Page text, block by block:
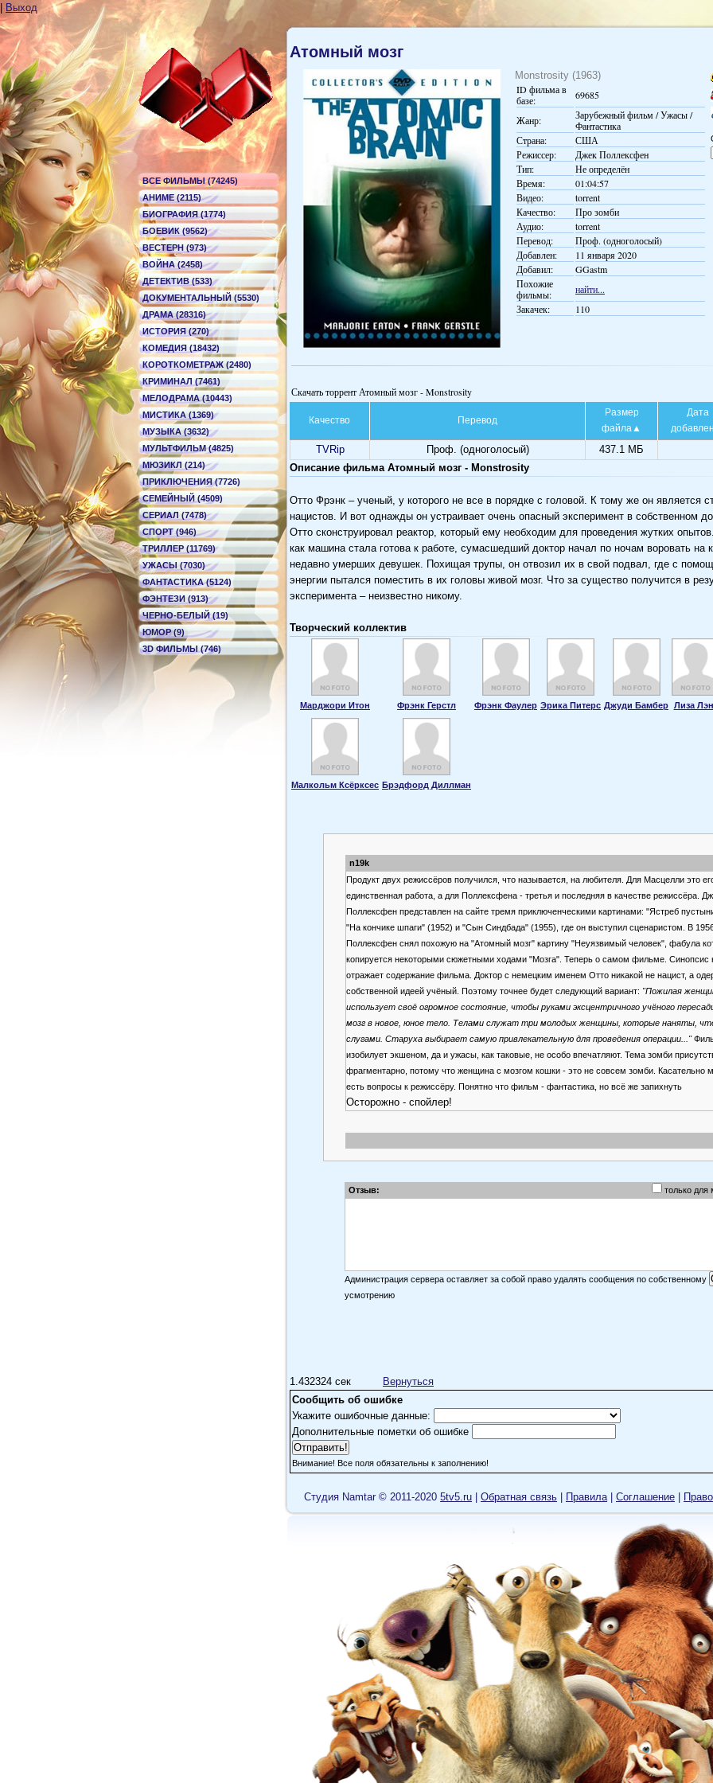
Выход
ВСЕ ФИЛЬМЫ (74245)
АНИМЕ (2115)
БИОГРАФИЯ (1774)
БОЕВИК (9562)
ВЕСТЕРН (973)
ВОЙНА (2458)
ДЕТЕКТИВ (533)
ДОКУМЕНТАЛЬНЫЙ (5530)
ДРАМА (28316)
ИСТОРИЯ (270)
КОМЕДИЯ (18432)
КОРОТКОМЕТРАЖ (2480)
КРИМИНАЛ (7461)
МЕЛОДРАМА (10443)
МИСТИКА (1369)
МУЗЫКА (3632)
МУЛЬТФИЛЬМ (4825)
МЮЗИКЛ (214)
ПРИКЛЮЧЕНИЯ (7726)
СЕМЕЙНЫЙ (4509)
СЕРИАЛ (7478)
СПОРТ (946)
ТРИЛЛЕР (11769)
УЖАСЫ (7030)
ФАНТАСТИКА (5124)
ФЭНТЕЗИ (913)
ЧЕРНО-БЕЛЫЙ (19)
ЮМОР (9)
3D ФИЛЬМЫ (746)
Атомный мозг
Monstrosity (1963)
ID фильма в
базе:
69685
Жанр:
Зарубежный фильм / Ужасы /
Фантастика
Страна:
США
Режиссер:
Джек Поллексфен
Тип:
Не определён
Время:
01:04:57
Видео:
torrent
Качество:
Про зомби
Аудио:
torrent
Перевод:
Проф. (одноголосый)
Добавлен:
11 января 2020
Добавил:
GGastm
Похожие
фильмы:
найти...
Закачек:
110
Скачать торрент Атомный мозг - Monstrosity
Качество Перевод
Размер
файла
Дата
TVRip Проф. (одноголосый) 437.1 МБ
Описание фильма Атомный мозг - Monstrosity
Отто Фрэнк – ученый, у которого не все в порядке с головой. К тому же он является
нацистов. И вот однажды он устраивает очень опасный эксперимент в собственном
Отто сконструировал реактор, который ему необходим для проведения жутких
как машина стала готова к работе, сумасшедший доктор начал по ночам воровать на
недавно умерших девушек. Похищая трупы, он отвозил их в свой подвал, где с
энергии пытался поместить в их головы живой мозг. Что за существо получится в
эксперимента – неизвестно никому.
Творческий коллектив
Марджори Итон Фрэнк Герстл Фрэнк Фаулер Эрика Питерс Джуди Бамбер Лиза
Малкольм Ксёрксес Брэдфорд Диллман
n19k
Продукт двух режиссёров получился, что называется, на любителя. Для Масцелли это
единственная работа, а для Поллексфена - третья и последняя в качестве режиссёра.
Поллексфен представлен на сайте тремя приключенческими картинами: "Ястреб
"На кончике шпаги" (1952) и "Сын Синдбада" (1955), где он выступил сценаристом. В
Поллексфен снял похожую на "Атомный мозг" картину "Неуязвимый человек", фабула
копируется некоторыми сюжетными ходами "Мозга". Теперь о самом фильме. Синопсис
отражает содержание фильма. Доктор с немецким именем Отто никакой не нацист, а
собственной идеей учёный. Поэтому точнее будет следующий вариант: "Пожилая
использует своё огромное состояние, чтобы руками эксцентричного учёного
мозг в новое, юное тело. Телами служат три молодых женщины, которые наняты,
слугами. Старуха выбирает самую привлекательную для проведения операции..."
изобилует экшеном, да и ужасы, как таковые, не особо впечатляют. Тема зомби
фрагментарно, потому что женщина с мозгом кошки - это не совсем зомби. Касательно
есть вопросы к режиссёру. Понятно что фильм - фантастика, но всё же запихнуть
Осторожно - спойлер!
Отзыв: только для
Администрация сервера оставляет за собой право удалять сообщения по собственному
усмотрению
1.432324 сек
Вернуться
Сообщить об ошибке
Укажите ошибочные данные:
Дополнительные пометки об ошибке
Внимание! Все поля обязательны к заполнению!
Cтудия Namtar © 2011-2020 5tv5.ru Обратная связь Правила| Cоглашение